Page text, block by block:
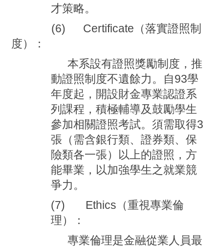
才策略。
(6) Certificate （落實證照制
度）：
本系設有證照獎勵制度，推
動證照制度不遺餘力。自 93學
年度起，開設財金專業認證系
列課程，積極輔導及鼓勵學生
參加相關證照考試。須需取得3
張（需含銀行類、證券類、保
險類各一張）以上的證照，方
能畢業，以加強學生之就業競
爭力。
(7) Ethics （重視專業倫
理）：
專業倫理是金融從業人員最